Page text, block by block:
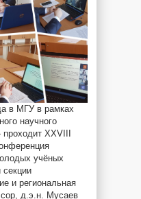
в МГУ в рамках
научного
XXVIII
учёных
и региональная
д.э.н. Мусаев